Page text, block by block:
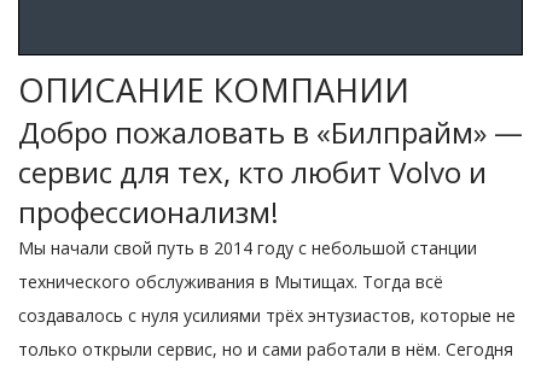
ОПИСАНИЕ КОМПАНИИ
Добро пожаловать в «Билпрайм» —
сервис для тех, кто любит Volvo и
профессионализм!
Мы начали свой путь в 2014 году с небольшой станции
технического обслуживания в Мытищах. Тогда всё
создавалось с нуля усилиями трёх энтузиастов, которые не
только открыли сервис, но и сами работали в нём. Сегодня